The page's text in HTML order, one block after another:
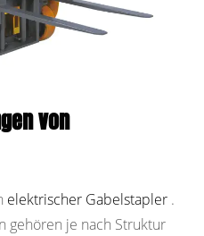
von
elektrischer Gabelstapler .
gehören je nach Struktur